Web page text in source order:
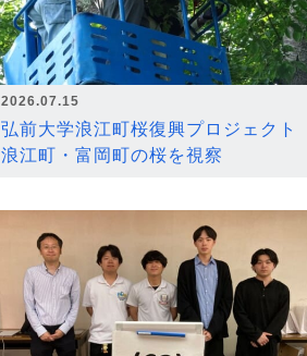
2026.07.15
弘前大学浪江町桜復興プロジェクト
浪江町・富岡町の桜を視察